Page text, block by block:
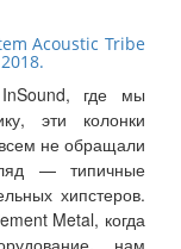
Acoustic Tribe
где мы
эти колонки
не обращали
— типичные
хипстеров.
Metal, когда